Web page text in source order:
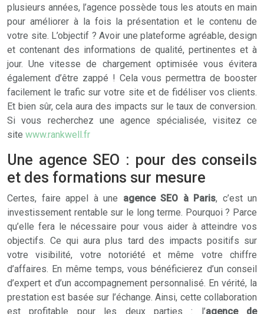
plusieurs années, l’agence possède tous les atouts en main
pour améliorer à la fois la présentation et le contenu de
votre site. L’objectif ? Avoir une plateforme agréable, design
et contenant des informations de qualité, pertinentes et à
jour. Une vitesse de chargement optimisée vous évitera
également d’être zappé ! Cela vous permettra de booster
facilement le trafic sur votre site et de fidéliser vos clients.
Et bien sûr, cela aura des impacts sur le taux de conversion.
Si vous recherchez une agence spécialisée, visitez ce
site www.rankwell.fr
Une agence SEO : pour des conseils
et des formations sur mesure
Certes, faire appel à une agence SEO à Paris, c’est un
investissement rentable sur le long terme. Pourquoi ? Parce
qu’elle fera le nécessaire pour vous aider à atteindre vos
objectifs. Ce qui aura plus tard des impacts positifs sur
votre visibilité, votre notoriété et même votre chiffre
d’affaires. En même temps, vous bénéficierez d’un conseil
d’expert et d’un accompagnement personnalisé. En vérité, la
prestation est basée sur l’échange. Ainsi, cette collaboration
est profitable pour les deux parties : l’agence de